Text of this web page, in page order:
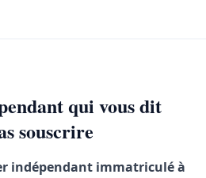
qui vous dit
souscrire
indépendant immatriculé à